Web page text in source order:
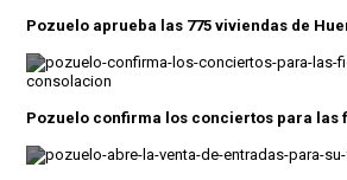
Pozuelo aprueba las 775 viviendas de
Pozuelo confirma los conciertos para las